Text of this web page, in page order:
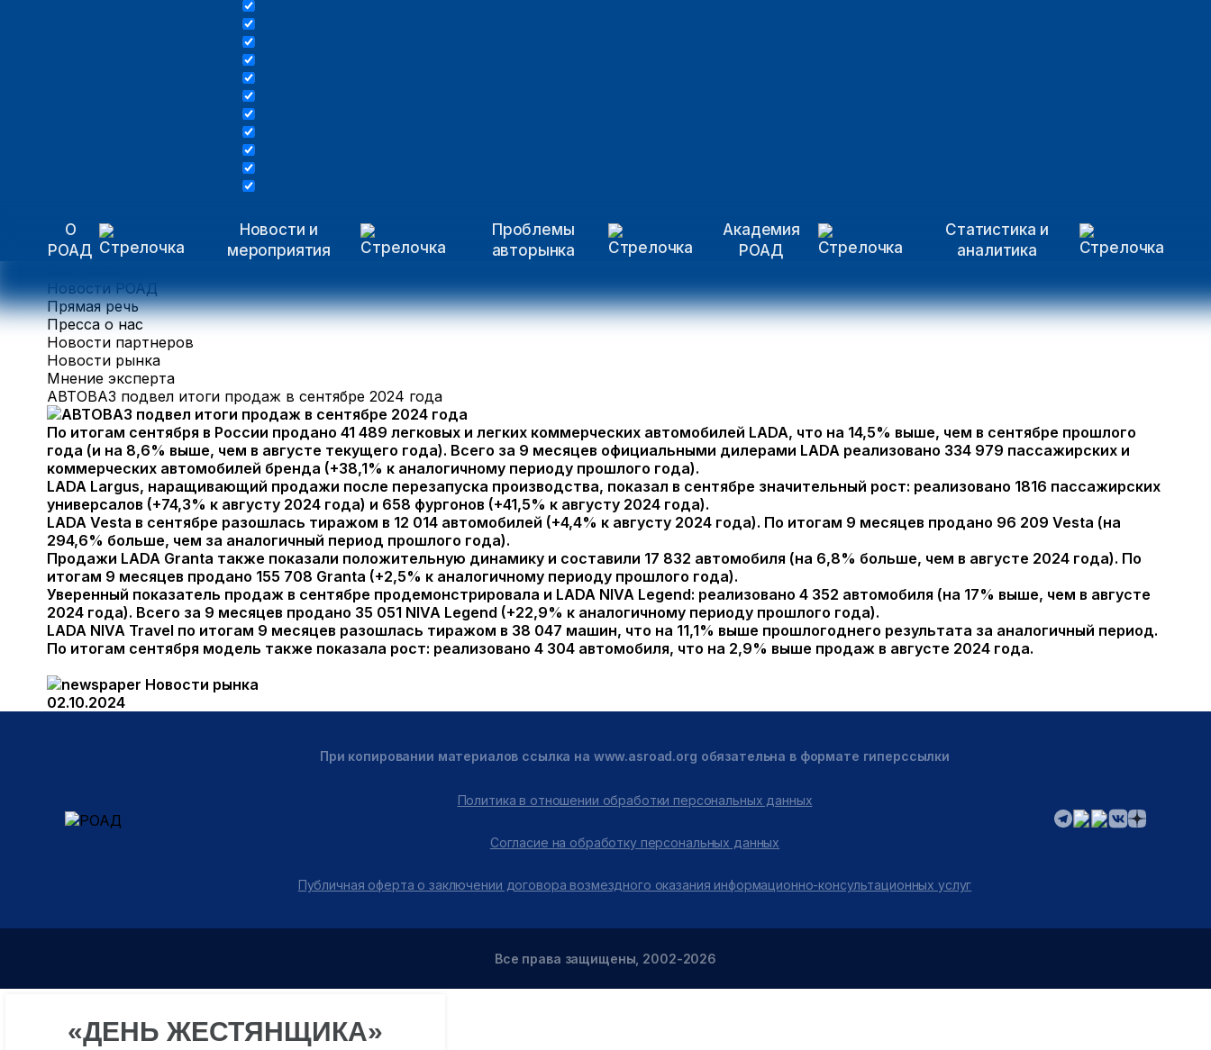
О
РОАД
Новости и
мероприятия
Проблемы
авторынка
Академия
РОАД
Статистика и
аналитика
Новости РОАД
Прямая речь
Пресса о нас
Новости партнеров
Новости рынка
Мнение эксперта
АВТОВАЗ подвел итоги продаж в сентябре 2024 года
По итогам сентября в России продано 41 489 легковых и легких коммерческих автомобилей LADA, что на 14,5% выше, чем в сентябре прошлого
года (и на 8,6% выше, чем в августе текущего года). Всего за 9 месяцев официальными дилерами LADA реализовано 334 979 пассажирских и
коммерческих автомобилей бренда (+38,1% к аналогичному периоду прошлого года).
LADA Largus, наращивающий продажи после перезапуска производства, показал в сентябре значительный рост: реализовано 1816 пассажирских
универсалов (+74,3% к августу 2024 года) и 658 фургонов (+41,5% к августу 2024 года).
LADA Vesta в сентябре разошлась тиражом в 12 014 автомобилей (+4,4% к августу 2024 года). По итогам 9 месяцев продано 96 209 Vesta (на
294,6% больше, чем за аналогичный период прошлого года).
Продажи LADA Granta также показали положительную динамику и составили 17 832 автомобиля (на 6,8% больше, чем в августе 2024 года). По
итогам 9 месяцев продано 155 708 Granta (+2,5% к аналогичному периоду прошлого года).
Уверенный показатель продаж в сентябре продемонстрировала и LADA NIVA Legend: реализовано 4 352 автомобиля (на 17% выше, чем в августе
2024 года). Всего за 9 месяцев продано 35 051 NIVA Legend (+22,9% к аналогичному периоду прошлого года).
LADA NIVA Travel по итогам 9 месяцев разошлась тиражом в 38 047 машин, что на 11,1% выше прошлогоднего результата за аналогичный период.
По итогам сентября модель также показала рост: реализовано 4 304 автомобиля, что на 2,9% выше продаж в августе 2024 года.
Новости рынка
02.10.2024
При копировании материалов ссылка на www.asroad.org обязательна в формате гиперссылки
Политика в отношении обработки персональных данных
Согласие на обработку персональных данных
Публичная оферта о заключении договора возмездного оказания информационно-консультационных услуг
Все права защищены, 2002-2026